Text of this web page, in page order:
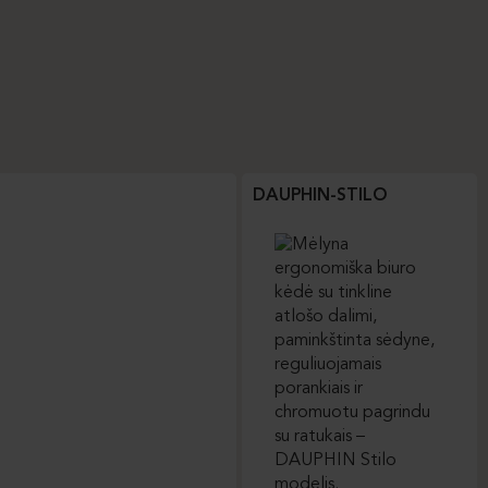
DAUPHIN-STILO